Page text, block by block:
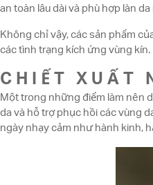
an toàn lâu dài và phù hợp làn
Không chỉ vậy, các sản phẩm
các tình trạng kích ứng vùng kín.
CHIẾT XUẤT
Một trong những điểm làm nên
da và hỗ trợ phục hồi các vùng
ngày nhạy cảm như hành kinh,